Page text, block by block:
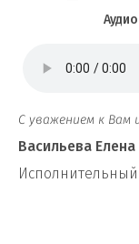
С уважением к Вам
Васильева Елена
И